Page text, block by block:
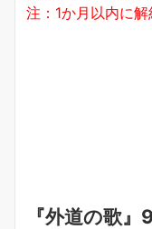
注：1か月以内に
『外道の歌